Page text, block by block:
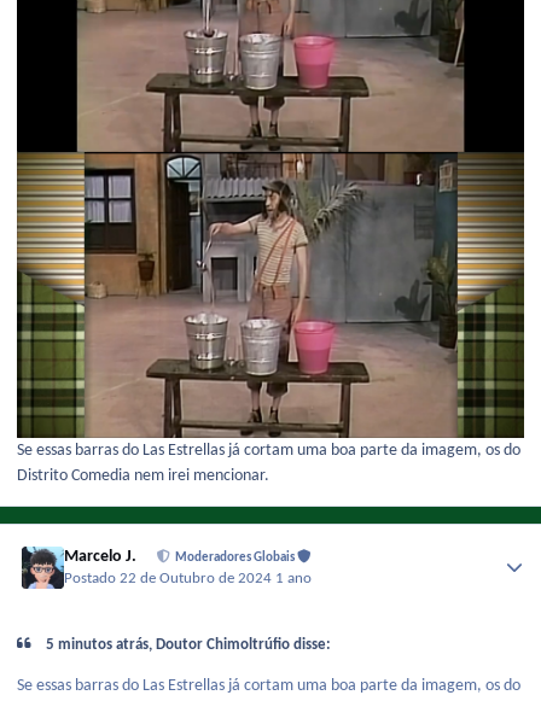
Se essas barras do Las Estrellas já cortam uma boa parte da imagem, os do
Distrito Comedia nem irei mencionar.
Marcelo J. Moderadores Globais
Postado22 de Outubro de 2024 1 ano
5 minutos atrás, Doutor Chimoltrúfio disse:
Se essas barras do Las Estrellas já cortam uma boa parte da imagem, os do